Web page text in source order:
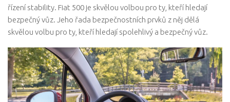
řízení stability. Fiat 500 je skvělou volbou pro ty, kteří hledají
bezpečný vůz. Jeho řada bezpečnostních prvků z něj dělá
skvělou volbu pro ty, kteří hledají spolehlivý a bezpečný vůz.